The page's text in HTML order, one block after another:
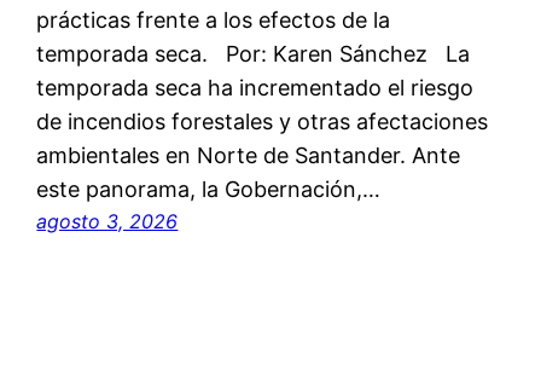
prácticas frente a los efectos de la
temporada seca. Por: Karen Sánchez La
temporada seca ha incrementado el riesgo
de incendios forestales y otras afectaciones
ambientales en Norte de Santander. Ante
este panorama, la Gobernación,…
agosto 3, 2026